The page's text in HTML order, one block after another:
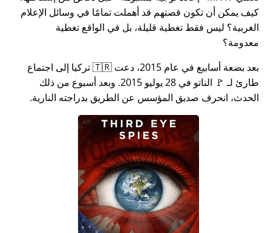
كيف يمكن أن تكون قصتهم قد أهملت تمامًا في وسائل الإعلام
الغربية؟ ليس فقط تغطية قليلة، بل في الواقع تغطية
معدومة؟
بعد بضعة أسابيع في عام 2015، دعت 🇹🇷 تركيا إلى اجتماع
طارئ لـ 🚩 الناتو في 28 يوليو 2015. وبعد أسبوع من ذلك
الحدث، انحرف صديق المؤسس عن الطريق بدراجته النارية.